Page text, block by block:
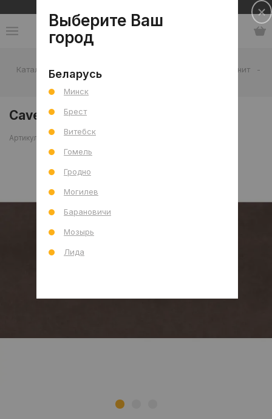
Каталог - Керамогранит
-
Cave Brown matt CA-03 60x120 R
Cave Brown matt CA-03 60x120 R
Артикул: 0000028443
Выберите Ваш
город
Беларусь
Минск
Брест
Витебск
Гомель
Гродно
Могилев
Барановичи
Мозырь
Лида